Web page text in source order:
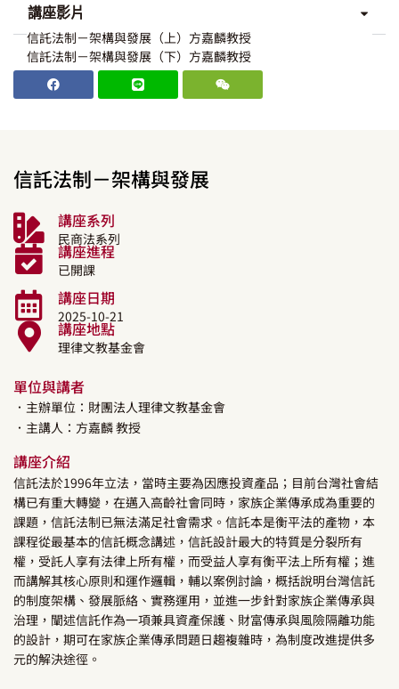
講座影片
信託法制－架構與發展（上）方嘉麟教授
信託法制－架構與發展（下）方嘉麟教授
信託法制－架構與發展
講座系列
民商法系列
講座進程
已開課
講座日期
2025-10-21
講座地點
理律文教基金會
單位與講者
．主辦單位：財團法人理律文教基金會
．主講人： 方嘉麟教授
講座介紹
信託法於1996年立法，當時主要為因應投資產品；目前台灣社會結
構已有重大轉變，在邁入高齡社會同時，家族企業傳承成為重要的
課題，信託法制已無法滿足社會需求。信託本是衡平法的產物，本
課程從最基本的信託概念講述，信託設計最大的特質是分裂所有
權，受託人享有法律上所有權，而受益人享有衡平法上所有權；進
而講解其核心原則和運作邏輯，輔以案例討論，概括說明台灣信託
的制度架構、發展脈絡、實務運用，並進一步針對家族企業傳承與
治理，闡述信託作為一項兼具資產保護、財富傳承與風險隔離功能
的設計，期可在家族企業傳承問題日趨複雜時，為制度改進提供多
元的解決途徑。